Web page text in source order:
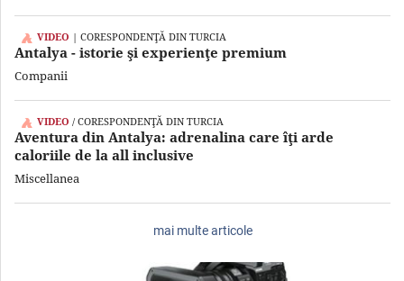
| CORESPONDENŢĂ DIN TURCIA
Antalya - istorie şi experienţe premium
Companii
/ CORESPONDENŢĂ DIN TURCIA
Aventura din Antalya: adrenalina care îţi arde
caloriile de la all inclusive
Miscellanea
mai multe articole